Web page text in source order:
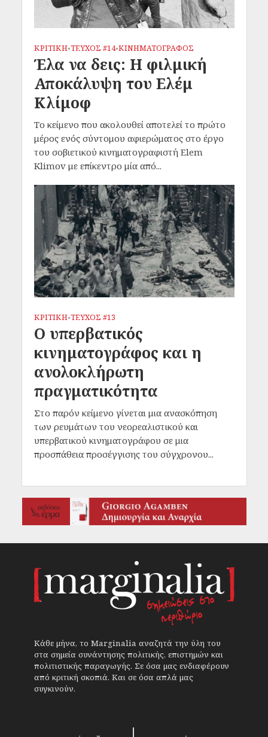
ΚΡΙΤΙΚΗ•ΤΕΥΧΟΣ #14•ΚΙΝΗΜΑΤΟΓΡΑΦΟΣ
Έλα να δεις: Η φιλμική
Αποκάλυψη του Ελέμ
Κλίμοφ
Το κείμενο που ακολουθεί αποτελεί το πρώτο
μέρος ενός σύντομου αφιερώματος στο έργο
του σοβιετικού κινηματογραφιστή Elem
Klimov με επίκεντρο μία από...
ΚΡΙΤΙΚΗ•ΤΕΥΧΟΣ #13
Ο υπερβατικός
κινηματογράφος και η
ανολοκλήρωτη
πραγματικότητα
Στο παρόν κείμενο γίνεται μια ανασκόπηση
των ρευμάτων του νεορεαλιστικού και
υπερβατικού κινηματογράφου σε μια
προσπάθεια προσέγγισης του σύγχρονου...
Κάθε μήνα, το Marginalia αναζητά την ύλη του
στα σημεία συνάντησης πολιτικής, επιστημών και
πολιτιστικής παραγωγής. Σε όσα μας ενδιαφέρουν
από κριτική σκοπιά. Και σε όσα απλά μας
συγκινούν.